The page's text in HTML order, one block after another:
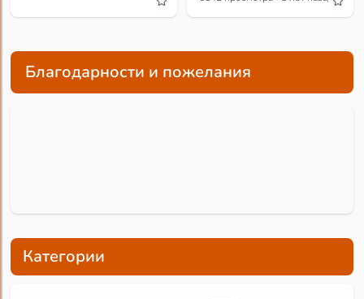
Благодарности и пожелания
Категории